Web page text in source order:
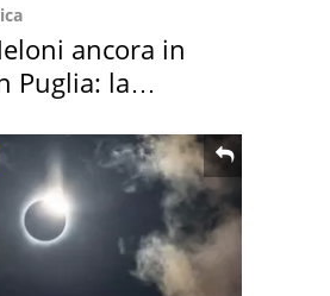
ancora in
Puglia: la